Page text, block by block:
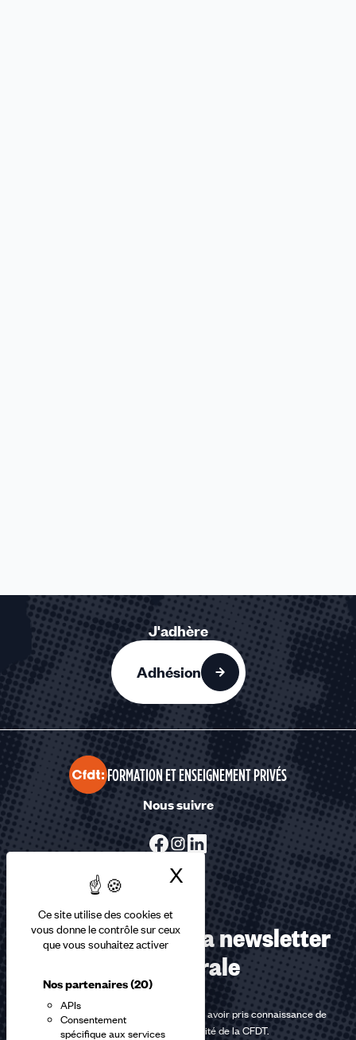
Ce site utilise des cookies et
vous donne le contrôle sur ceux
que vous souhaitez activer
Nos partenaires(20)
APIs
Consentement
spécifique aux services
X Masquer le
J'adhère
Adhésion
FORMATION ET ENSEIGNEMENT PRIVÉS
Nous suivre
Abonnez-vous à la newsletter
confédérale
En m'inscrivant à la newsletter, j'affirme avoir pris connaissance de
lapolitique de confidentialité de la CFDT.